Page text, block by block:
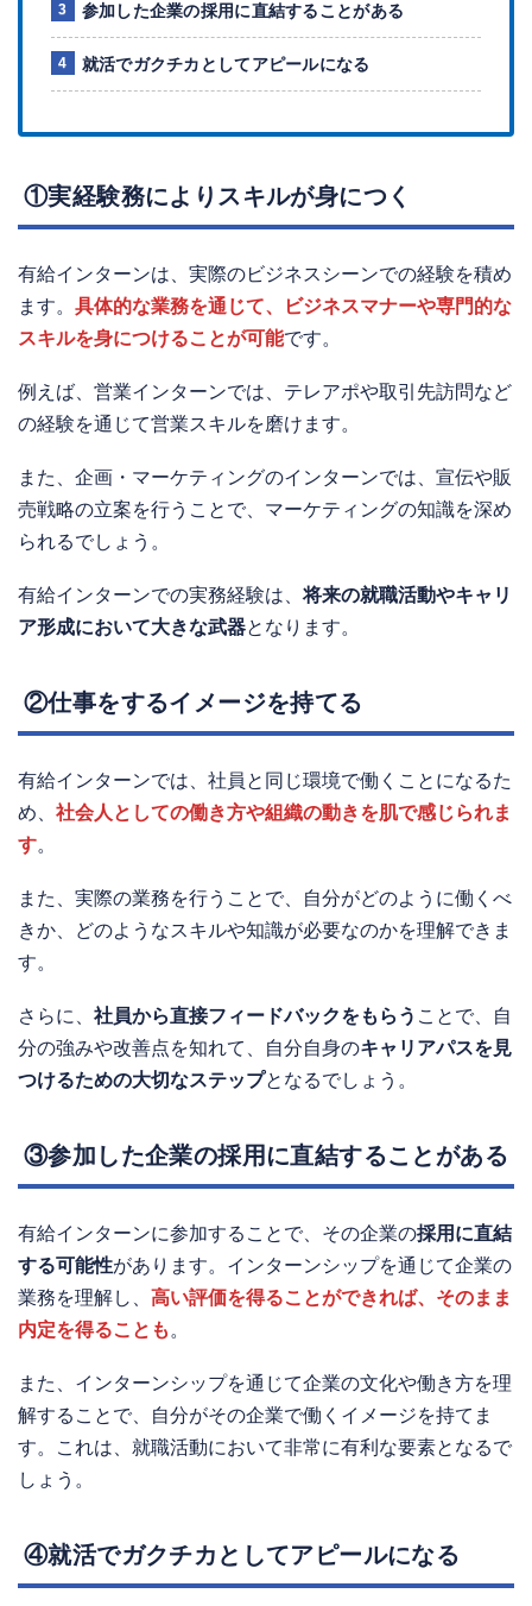
参加した企業の採用に直結することがある
就活でガクチカとしてアピールになる
①実経験務によりスキルが身につく
有給インターンは、実際のビジネスシーンでの経験を積め
ます。 具体的な業務を通じて、ビジネスマナーや専門的な
スキルを身につけることが可能です。
例えば、営業インターンでは、テレアポや取引先訪問など
の経験を通じて営業スキルを磨けます。
また、企画・マーケティングのインターンでは、宣伝や販
売戦略の立案を行うことで、マーケティングの知識を深め
られるでしょう。
有給インターンでの実務経験は、将来の就職活動やキャリ
ア形成において大きな武器となります。
②仕事をするイメージを持てる
有給インターンでは、社員と同じ環境で働くことになるた
め、 社会人としての働き方や組織の動きを肌で感じられま
す。
また、実際の業務を行うことで、自分がどのように働くべ
きか、どのようなスキルや知識が必要なのかを理解できま
す。
さらに、 社員から直接フィードバックをもらう ことで、自
分の強みや改善点を知れて、自分自身のキャリアパスを見
つけるための大切なステップとなるでしょう。
③参加した企業の採用に直結することがある
有給インターンに参加することで、その企業の採用に直結
する可能性があります。インターンシップを通じて企業の
業務を理解し、 高い評価を得ることができれば、そのまま
内定を得ることも 。
また、インターンシップを通じて企業の文化や働き方を理
解することで、自分がその企業で働くイメージを持てま
す。これは、就職活動において非常に有利な要素となるで
しょう。
④就活でガクチカとしてアピールになる